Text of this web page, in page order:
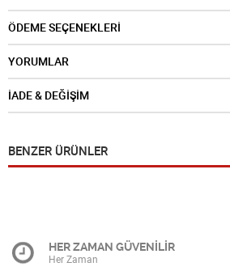
ÖDEME SEÇENEKLERİ
YORUMLAR
İADE & DEĞİŞİM
BENZER ÜRÜNLER
HER ZAMAN GÜVENİLİR
Her Zaman